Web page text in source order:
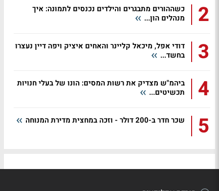
2
כשההורים מתבגרים והילדים נכנסים לתמונה: איך
מנהלים הון...
3
דודי אפל, מיכאל קליינר והאחים איציק ויפה דיין נעצרו
בחשד...
4
ביהמ"ש מצדיק את רשות המסים: הונו של בעלי חנויות
תכשיטים...
5 שכר חדר ב-200 דולר - וזכה במחצית מדירת המנוחה